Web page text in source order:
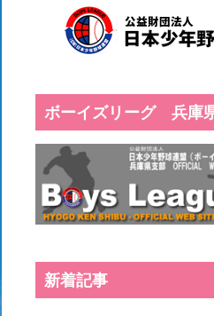
ボーイズリーグ 兵庫
新着記事